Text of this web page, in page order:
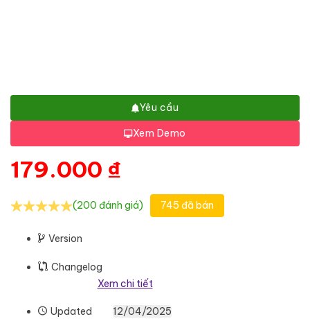
Yêu cầu
Xem Demo
179.000 ₫
(200 đánh giá) 745 đã bán
Version
Changelog
Xem chi tiết
Updated 12/04/2025